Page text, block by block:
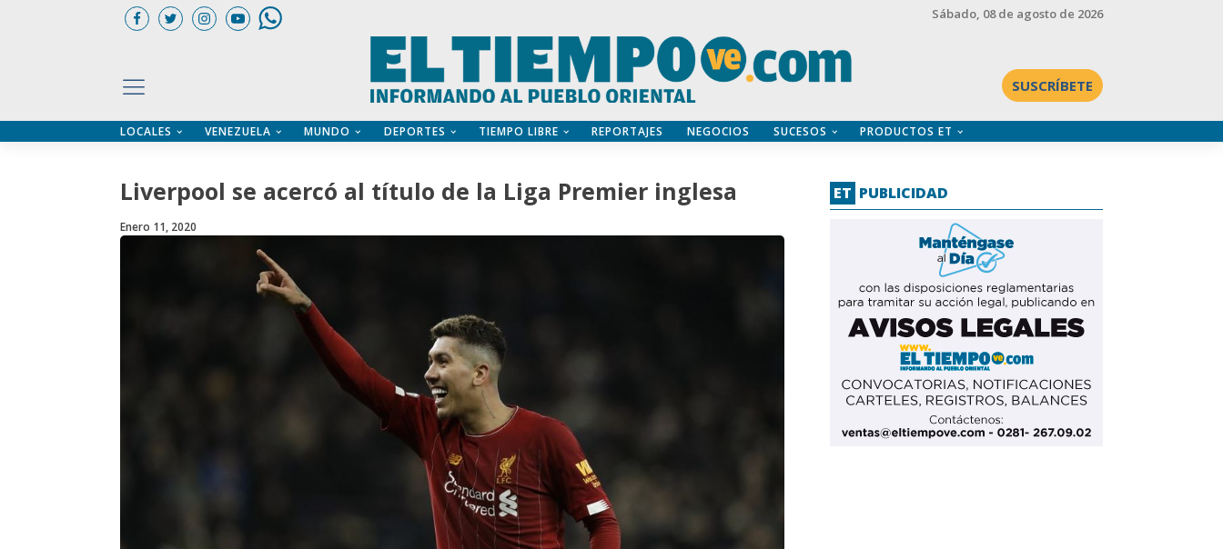
Sábado, 08 de agosto de 2026
SUSCRÍBETE
LOCALES VENEZUELA MUNDO DEPORTES TIEMPO LIBRE REPORTAJES NEGOCIOS SUCESOS PRODUCTOS ET
Liverpool se acercó al título de la Liga Premier inglesa
Enero 11, 2020
ET PUBLICIDAD